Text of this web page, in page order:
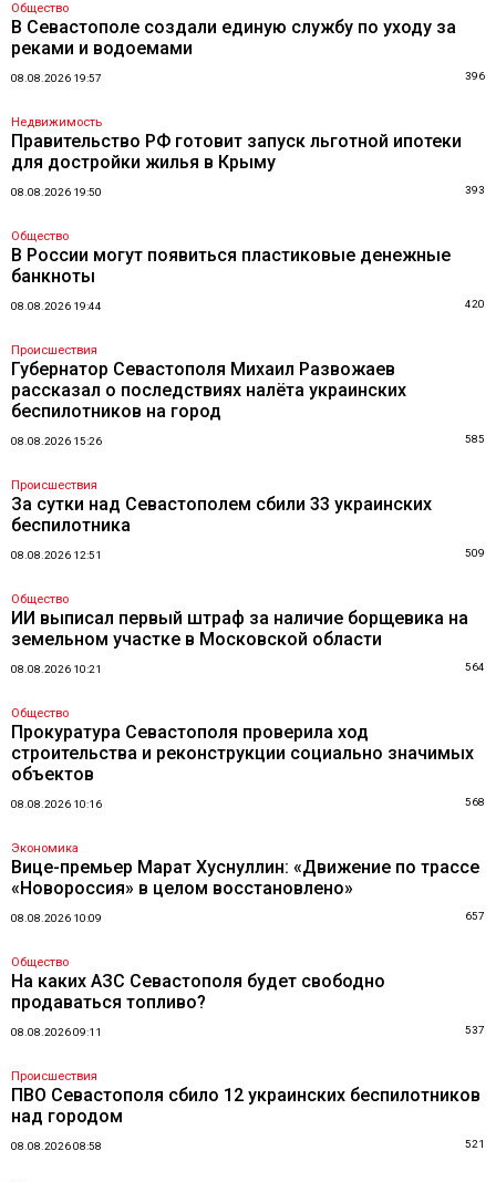
Общество
В Севастополе создали единую службу по уходу за
реками и водоемами
08.08.2026 19:57 396
Недвижимость
Правительство РФ готовит запуск льготной ипотеки
для достройки жилья в Крыму
08.08.2026 19:50 393
Общество
В России могут появиться пластиковые денежные
банкноты
08.08.2026 19:44 420
Происшествия
Губернатор Севастополя Михаил Развожаев
рассказал о последствиях налёта украинских
беспилотников на город
08.08.2026 15:26 585
Происшествия
За сутки над Севастополем сбили 33 украинских
беспилотника
08.08.2026 12:51 509
Общество
ИИ выписал первый штраф за наличие борщевика на
земельном участке в Московской области
08.08.2026 10:21 564
Общество
Прокуратура Севастополя проверила ход
строительства и реконструкции социально значимых
объектов
08.08.2026 10:16 568
Экономика
Вице-премьер Марат Хуснуллин: «Движение по трассе
«Новороссия» в целом восстановлено»
08.08.2026 10:09 657
Общество
На каких АЗС Севастополя будет свободно
продаваться топливо?
08.08.2026 09:11 537
Происшествия
ПВО Севастополя сбило 12 украинских беспилотников
над городом
08.08.2026 08:58 521